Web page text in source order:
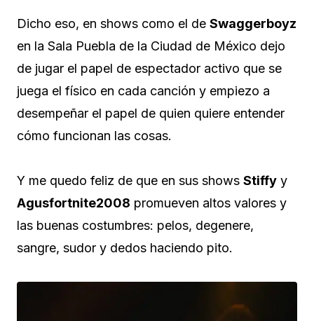
Dicho eso, en shows como el de Swaggerboyz
en la Sala Puebla de la Ciudad de México dejo
de jugar el papel de espectador activo que se
juega el físico en cada canción y empiezo a
desempeñar el papel de quien quiere entender
cómo funcionan las cosas.
Y me quedo feliz de que en sus shows Stiffy y
Agusfortnite2008 promueven altos valores y
las buenas costumbres: pelos, degenere,
sangre, sudor y dedos haciendo pito.